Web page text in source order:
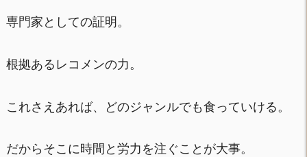
専門家としての証明。
根拠あるレコメンの力。
これさえあれば、どのジャンルでも食っていける。
だからそこに時間と労力を注ぐことが大事。